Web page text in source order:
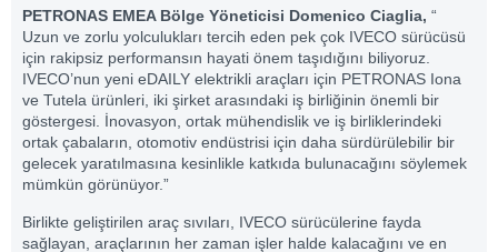
PETRONAS EMEA Bölge Yöneticisi Domenico Ciaglia, “
Uzun ve zorlu yolculukları tercih eden pek çok IVECO sürücüsü
için rakipsiz performansın hayati önem taşıdığını biliyoruz.
IVECO’nun yeni eDAILY elektrikli araçları için PETRONAS Iona
ve Tutela ürünleri, iki şirket arasındaki iş birliğinin önemli bir
göstergesi. İnovasyon, ortak mühendislik ve iş birliklerindeki
ortak çabaların, otomotiv endüstrisi için daha sürdürülebilir bir
gelecek yaratılmasına kesinlikle katkıda bulunacağını söylemek
mümkün görünüyor.”
Birlikte geliştirilen araç sıvıları, IVECO sürücülerine fayda
sağlayan, araçlarının her zaman işler halde kalacağını ve en